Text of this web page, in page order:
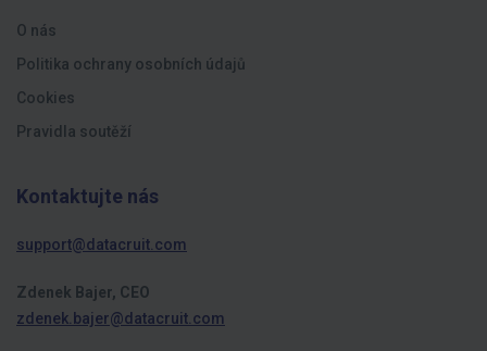
O nás
Politika ochrany osobních údajů
Cookies
Pravidla soutěží
Kontaktujte nás
support@datacruit.com
Zdenek Bajer, CEO
zdenek.bajer@datacruit.com